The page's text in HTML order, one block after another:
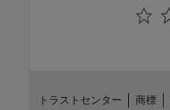
トラストセンター 商標